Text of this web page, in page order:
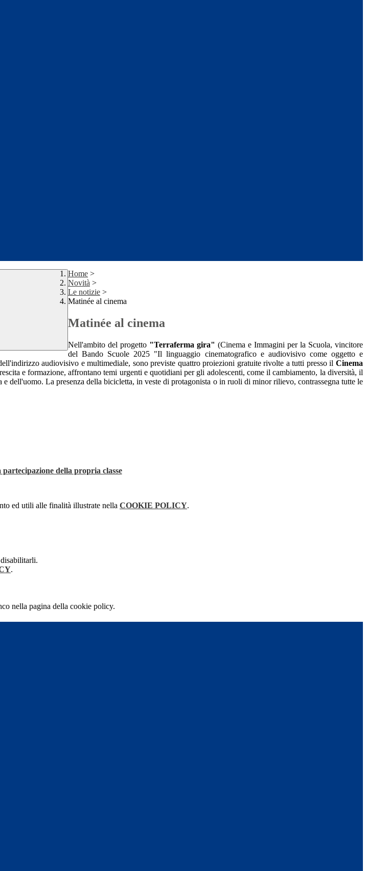
Home >
Novità >
Le notizie >
Matinée al cinema
Matinée al cinema
Nell'ambito del progetto "Terraferma gira" (Cinema e Immagini per la Scuola, vincitore
del Bando Scuole 2025 "Il linguaggio cinematografico e audiovisivo come oggetto e
audiovisivo e multimediale, sono previste quattro proiezioni gratuite rivolte a tutti presso il Cinema
e formazione, affrontano temi urgenti e quotidiani per gli adolescenti, come il cambiamento, la diversità, il
dell'uomo. La presenza della bicicletta, in veste di protagonista o in ruoli di minor rilievo, contrassegna tutte le
della propria classe
ed utili alle finalità illustrate nella COOKIE POLICY.
.
nella pagina della cookie policy.